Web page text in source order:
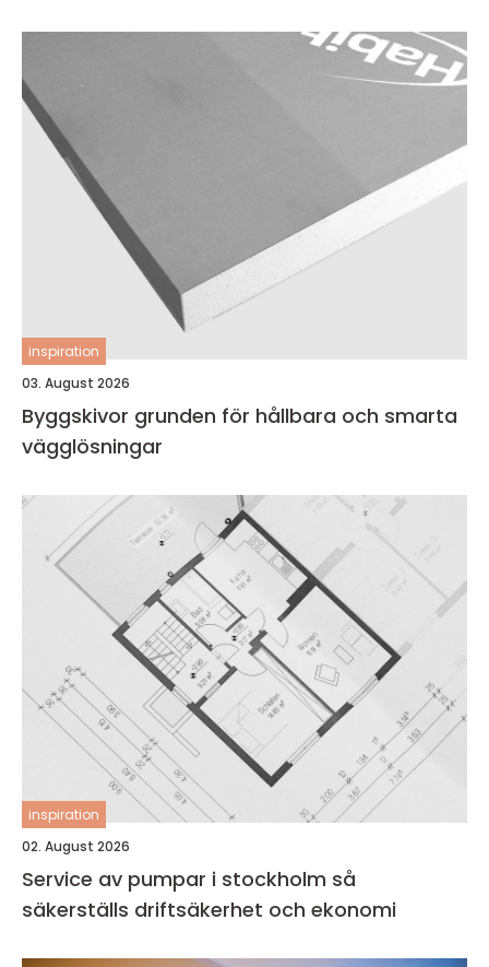
inspiration
03. August 2026
Byggskivor grunden för hållbara och smarta
vägglösningar
inspiration
02. August 2026
Service av pumpar i stockholm så
säkerställs driftsäkerhet och ekonomi